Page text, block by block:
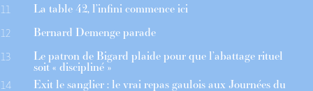
11 La table 42, l’infini commence ici
12 Bernard Demenge parade
13 Le patron de Bigard plaide pour que l’abattage rituel
soit « discipliné »
14 Exit le sanglier : le vrai repas gaulois aux Journées du